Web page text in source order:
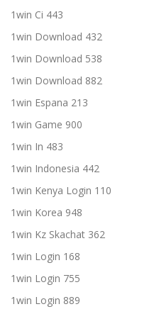
1win Ci 443
1win Download 432
1win Download 538
1win Download 882
1win Espana 213
1win Game 900
1win In 483
1win Indonesia 442
1win Kenya Login 110
1win Korea 948
1win Kz Skachat 362
1win Login 168
1win Login 755
1win Login 889